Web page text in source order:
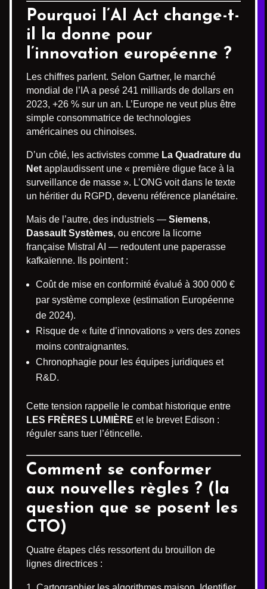
Pourquoi l’AI Act change-t-
il la donne pour
l’innovation européenne ?
Les chiffres parlent. Selon Gartner, le marché
mondial de l’IA a pesé 241 milliards de dollars en
2023, +26 % sur un an. L’Europe ne veut plus être
simple consommatrice de technologies
américaines ou chinoises.
D’un côté, les activistes comme La Quadrature du
Net applaudissent une « première digue face à la
surveillance de masse ». L’ONG voit dans le texte
un héritier du RGPD, devenu référence planétaire.
Mais de l’autre, des industriels — Siemens,
Dassault Systèmes, ou encore la licorne
française Mistral AI — redoutent une paperasse
kafkaïenne. Ils pointent :
Coût de mise en conformité évalué à 300 000 €
par système complexe (estimation Européenne
de 2024).
Risque de « fuite d’innovations » vers des zones
moins contraignantes.
Chronophagie pour les équipes juridiques et
R&D.
Cette tension rappelle le combat historique entre
LES FRÈRES LUMIÈRE et le brevet Edison :
réguler sans tuer l’étincelle.
Comment se conformer
aux nouvelles règles ? (la
question que se posent les
CTO)
Quatre étapes clés ressortent du brouillon de
lignes directrices :